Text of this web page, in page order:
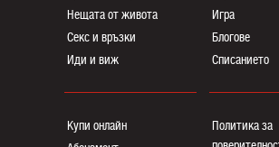
Нещата от живота
Секс и връзки
Иди и виж
Игра
Блогoве
Списанието
Купи онлайн
Политика за